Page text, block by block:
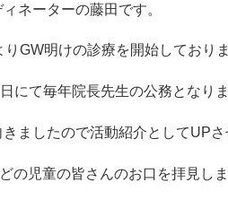
ネーターの藤田です。
GW明けの診療を開始しており
にて毎年院長先生の公務となり
きましたので活動紹介としてUPさ
の児童の皆さんのお口を拝見しま